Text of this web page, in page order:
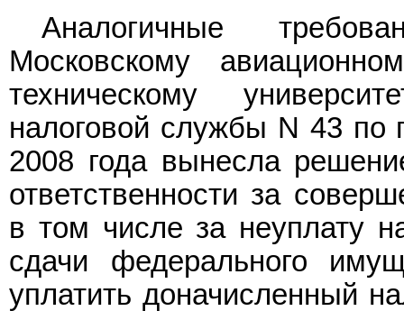
Аналогичные
Московскому
техническому
налоговой службы N 43 по
2008 года вынесла
ответственности за
в том числе за неуплату
сдачи федерального
уплатить доначисленный